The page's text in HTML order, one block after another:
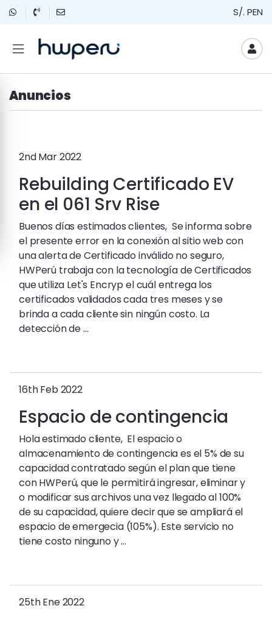
S/. PEN
Anuncios
2nd Mar 2022
Rebuilding Certificado EV
en el 061 Srv Rise
Buenos días estimados clientes, Se informa sobre
el presente error en la conexión al sitio web con
una alerta de Certificado inválido no seguro,
HWPerú trabaja con la tecnología de Certificados
que utiliza Let's Encryp el cuál entrega los
certificados validados cada tres meses y se
brinda a cada cliente sin ningún costo. La
detección de ...
16th Feb 2022
Espacio de contingencia
Hola estimado cliente, El espacio o
almacenamiento de contingencia es el 5% de su
capacidad contratado según el plan que tiene
con HWPerú, que le permitirá ingresar, eliminar y
o modificar sus archivos una vez llegado al 100%
de su capacidad, quiere decir que se ampliará el
espacio de emergecia (105%). Este servicio no
tiene costo ninguno y ...
25th Ene 2022